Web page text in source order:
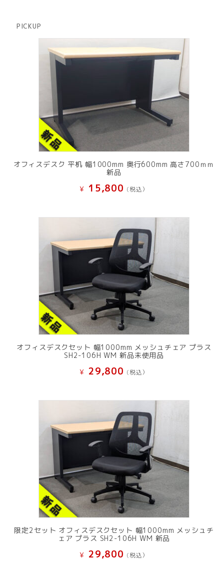
PICKUP
オフィスデスク 平机 幅1000mm 奥行600mm 高さ700ｍｍ
新品
¥ 15,800 (税込）
オフィスデスクセット 幅1000mm メッシュチェア プラス
SH2-106H WM 新品未使用品
¥ 29,800 (税込）
限定2セット オフィスデスクセット 幅1000mm メッシュチ
ェア プラス SH2-106H WM 新品
¥ 29,800 (税込）